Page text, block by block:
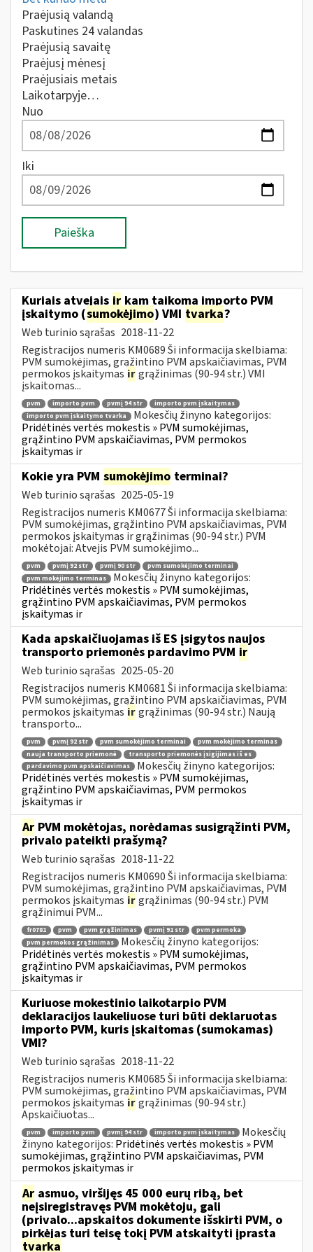
Praėjusią valandą
Paskutines 24 valandas
Praėjusią savaitę
Praėjusį mėnesį
Praėjusiais metais
Laikotarpyje…
Nuo
Iki
Paieška
Kuriais atvejais ir kam taikoma importo PVM
įskaitymo (sumokėjimo) VMI tvarka?
Web turinio sąrašas 2018-11-22
Registracijos numeris KM0689 Ši informacija skelbiama:
PVM sumokėjimas, grąžintino PVM apskaičiavimas, PVM
permokos įskaitymas irgrąžinimas (90-94 str.) VMI
įskaitomas...
pvm importo pvm pvmį 94 str
importo pvm įskaitymas
importo pvm įskaitymo tvarka
Mokesčių žinyno kategorijos:
Pridėtinės vertės mokestis » PVM sumokėjimas,
grąžintino PVM apskaičiavimas, PVM permokos
įskaitymas ir
Kokie yra PVM sumokėjimo terminai?
Web turinio sąrašas 2025-05-19
Registracijos numeris KM0677 Ši informacija skelbiama:
PVM sumokėjimas, grąžintino PVM apskaičiavimas, PVM
permokos įskaitymas ir grąžinimas (90-94 str.) PVM
mokėtojai: Atvejis PVM sumokėjimo...
pvm pvmį 92 str pvmį 90 str
pvm sumokėjimo terminai
pvm mokėjimo terminas
Mokesčių žinyno kategorijos:
Pridėtinės vertės mokestis » PVM sumokėjimas,
grąžintino PVM apskaičiavimas, PVM permokos
įskaitymas ir
Kada apskaičiuojamas iš ES įsigytos naujos
transporto priemonės pardavimo PVM ir
Web turinio sąrašas 2025-05-20
Registracijos numeris KM0681 Ši informacija skelbiama:
PVM sumokėjimas, grąžintino PVM apskaičiavimas, PVM
permokos įskaitymas irgrąžinimas (90-94 str.) Naują
transporto...
pvm pvmį 92 str pvm sumokėjimo terminai
pvm mokėjimo terminas
nauja transporto priemonė
transporto priemonės įsigijimas iš es
pardavimo pvm apskaičiavimas
Mokesčių žinyno kategorijos:
Pridėtinės vertės mokestis » PVM sumokėjimas,
grąžintino PVM apskaičiavimas, PVM permokos
įskaitymas ir
Ar PVM mokėtojas, norėdamas susigrąžinti PVM,
privalo pateikti prašymą?
Web turinio sąrašas 2018-11-22
Registracijos numeris KM0690 Ši informacija skelbiama:
PVM sumokėjimas, grąžintino PVM apskaičiavimas, PVM
permokos įskaitymas irgrąžinimas (90-94 str.) PVM
grąžinimui PVM...
fr0781 pvm pvm grąžinimas pvmį 91 str
pvm permoka
pvm permokos grąžinimas
Mokesčių žinyno kategorijos:
Pridėtinės vertės mokestis » PVM sumokėjimas,
grąžintino PVM apskaičiavimas, PVM permokos
įskaitymas ir
Kuriuose mokestinio laikotarpio PVM
deklaracijos laukeliuose turi būti deklaruotas
importo PVM, kuris įskaitomas (sumokamas)
VMI?
Web turinio sąrašas 2018-11-22
Registracijos numeris KM0685 Ši informacija skelbiama:
PVM sumokėjimas, grąžintino PVM apskaičiavimas, PVM
permokos įskaitymas irgrąžinimas (90-94 str.)
Apskaičiuotas...
pvm importo pvm pvmį 94 str importo pvm įskaitymas
Mokesčių
žinyno kategorijos: Pridėtinės vertės mokestis » PVM
sumokėjimas, grąžintino PVM apskaičiavimas, PVM
permokos įskaitymas ir
Ar asmuo, viršijęs 45 000 eurų ribą, bet
neįsiregistravęs PVM mokėtoju, gali
(privalo...apskaitos dokumente išskirti PVM, o
pirkėjas turi teisę tokį PVM atskaityti įprasta
tvarka